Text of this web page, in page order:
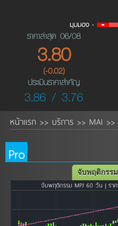
ราคาล่าสุด 06/08
3.80
(-0.02)
ประเมินราคาสำคัญ
3.86 / 3.76
หน้าแรก >> บริการ >> MAI >>
Pro
จับพฤติกรรม